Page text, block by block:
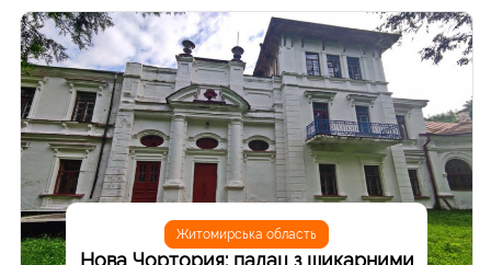
Житомирська область
Нова Чортория: палац з шикарними